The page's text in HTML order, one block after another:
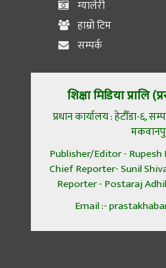
ग्यालेरी
हाम्रो टिम
सम्पर्क
शिक्षा मिडिया
प्रधान कार्यालय : हेटौँडा-६,
Publisher/Editor - Rupesh
Chief Reporter- Sunil
Reporter - Postaraj
Email :-